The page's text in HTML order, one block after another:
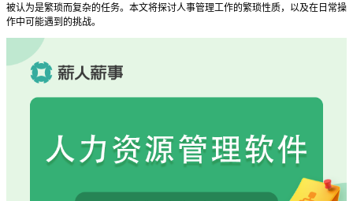
被认为是繁琐而复杂的任务。本文将探讨人事管理工作的繁琐性质，以及在日常操
作中可能遇到的挑战。